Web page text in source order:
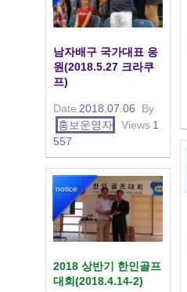
남자배구 국가대표 응
원(2018.5.27 크라쿠
프)
Date 2018.07.06
By
홍보운영자
Views 1
557
notice
2018 상반기 한인골프
대회(2018.4.14-2)